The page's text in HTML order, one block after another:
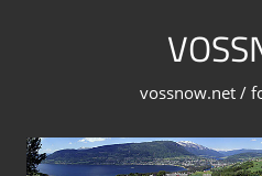
vossnow.net /